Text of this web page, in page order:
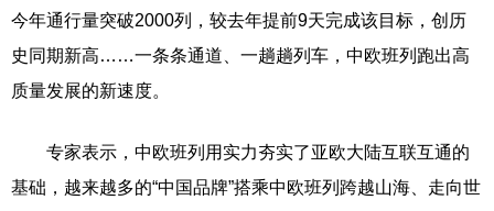
今年通行量突破2000列，较去年提前9天完成该目标，创历
史同期新高……一条条通道、一趟趟列车，中欧班列跑出高
质量发展的新速度。
专家表示，中欧班列用实力夯实了亚欧大陆互联互通的
基础，越来越多的“中国品牌”搭乘中欧班列跨越山海、走向世